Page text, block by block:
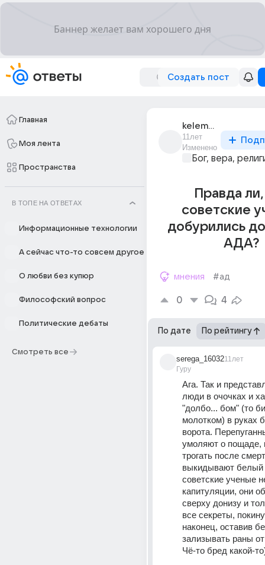
Создать пост
Главная
Моя лента
Пространства
В ТОПЕ НА ОТВЕТАХ
Информационные технологии
А сейчас что-то совсем другое
О любви без купюр
Философский вопрос
Политические дебаты
Смотреть все
kelemy_1
11лет
Изменено
Бог, вера,
Правда
советские
добурились
АДА?
мнения #ад
0 4
По дате По рейтингу
serega_16032
Гуру
11лет
Ага. Так и
люди в очочках и
"долбо... бом" (то
молотком) в руках
ворота.
умоляют о пощаде,
трогать после
выкидывают белый
советские ученые
капитуляции, они
сверху донизу и
все секреты,
наконец, оставив
зализывать раны
Чё-то бред какой-